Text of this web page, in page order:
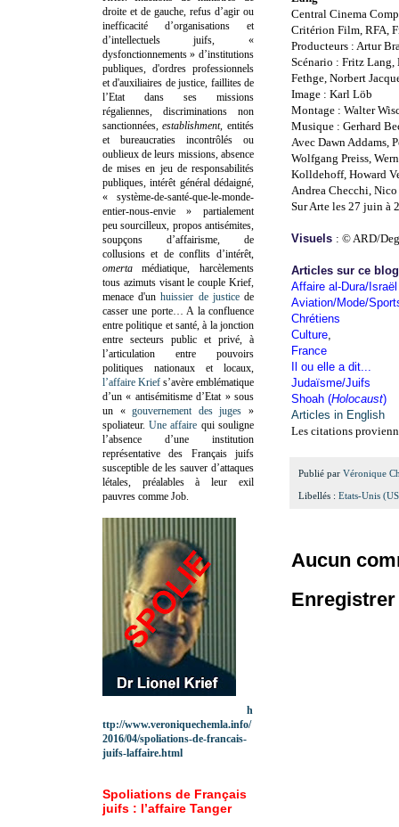
Central Cinema
Critérion Film, RFA,
Producteurs : Artur
Scénario : Fritz Lang,
Fethge, Norbert
Image : Karl Löb
Montage : Walter
Musique : Gerhard
Avec Dawn Addams,
Wolfgang Preiss,
Kolldehoff, Howard
Andrea Checchi,
Sur Arte les 27 juin à
Visuels : © ARD/
Articles sur ce
Affaire al-Dura/Israël
Aviation/Mode/
Chrétiens
Culture
France
Il ou elle a dit...
Judaïsme/Juifs
Shoah (Holocaust)
Articles in English
Les citations
Publié par Véronique
Libellés : Etats-Unis
Aucun
droite et de gauche, refus d’agir ou
inefficacité d’organisations et
d’intellectuels juifs, «
dysfonctionnements » d’institutions
publiques, d'ordres professionnels
et d'auxiliaires de justice, faillites de
l’Etat dans ses missions
régaliennes, discriminations non
sanctionnées,establishment, entités
et bureaucraties incontrôlés ou
oublieux de leurs missions, absence
de mises en jeu de responsabilités
publiques, intérêt général dédaigné,
« système-de-santé-que-le-monde-
entier-nous-envie » partialement
peu sourcilleux, propos antisémites,
soupçons d’affairisme, de
collusions et de conflits d’intérêt,
omertamédiatique, harcèlements
tous azimuts visant le couple Krief,
menace d'unhuissier de justicede
casser une porte… A la confluence
entre politique et santé, à la jonction
entre secteurs public et privé, à
l’articulation entre pouvoirs
politiques nationaux et locaux,
l’affaire Krief s’avère emblématique
d’un « antisémitisme d’Etat » sous
un «gouvernement des juges »
spoliateur.Une affaire qui souligne
l’absence d’une institution
représentative des Français juifs
susceptible de les sauver d’attaques
létales, préalables à leur exil
pauvres comme Job.
h
ttp://www.veroniquechemla.info/
2016/04/spoliations-de-francais-
juifs-laffaire.html
Spoliations de Français
juifs : l’affaire Tanger